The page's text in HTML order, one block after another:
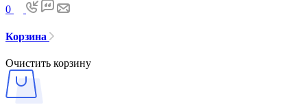
0
Корзина
Очистить корзину